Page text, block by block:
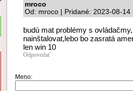
mroco
Od: mroco | Pridané: 2023-08-14
budú mat problémy s
nainštalovat,lebo bo zasratá
len win 10
Odpovedať
Meno: